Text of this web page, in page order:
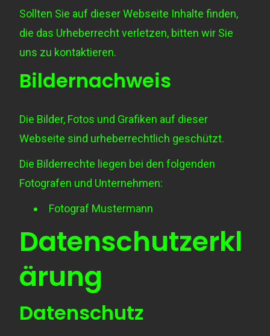
Sollten Sie auf dieser Webseite Inhalte finden,
die das Urheberrecht verletzen, bitten wir Sie
uns zu kontaktieren.
Bildernachweis
Die Bilder, Fotos und Grafiken auf dieser
Webseite sind urheberrechtlich geschützt.
Die Bilderrechte liegen bei den folgenden
Fotografen und Unternehmen:
Fotograf Mustermann
Datenschutzerkl
ärung
Datenschutz